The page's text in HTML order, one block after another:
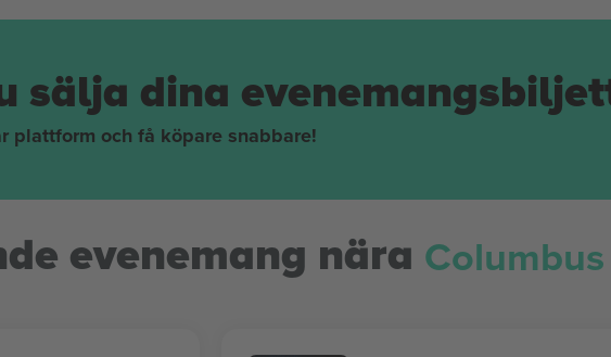
sälja dina
plattform och få köpare snabbare!
evenemang nära Columbus